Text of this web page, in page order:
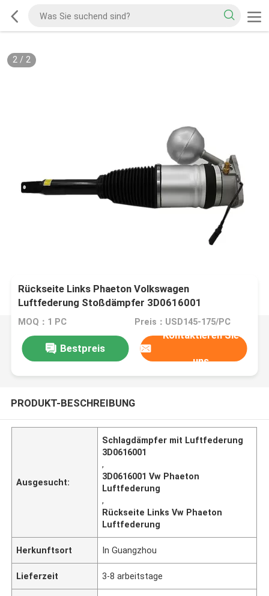
2/ 2
Rückseite Links Phaeton Volkswagen
Luftfederung Stoßdämpfer 3D0616001
MOQ：1 PC Preis：USD145-175/PC
Bestpreis
Kontaktieren Sie
uns
PRODUKT-BESCHREIBUNG
Ausgesucht:
Schlagdämpfer mit Luftfederung
3D0616001
,
3D0616001 Vw Phaeton
Luftfederung
,
Rückseite Links Vw Phaeton
Luftfederung
Herkunftsort In Guangzhou
Lieferzeit 3-8 arbeitstage